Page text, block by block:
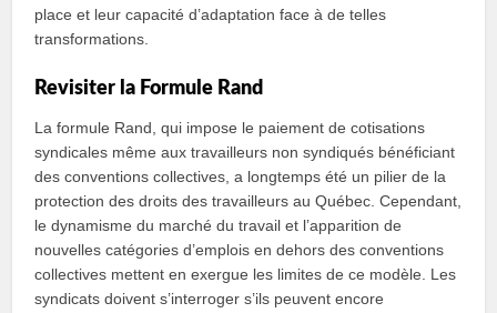
place et leur capacité d’adaptation face à de telles
transformations.
Revisiter la Formule Rand
La formule Rand, qui impose le paiement de cotisations
syndicales même aux travailleurs non syndiqués bénéficiant
des conventions collectives, a longtemps été un pilier de la
protection des droits des travailleurs au Québec. Cependant,
le dynamisme du marché du travail et l’apparition de
nouvelles catégories d’emplois en dehors des conventions
collectives mettent en exergue les limites de ce modèle. Les
syndicats doivent s’interroger s’ils peuvent encore